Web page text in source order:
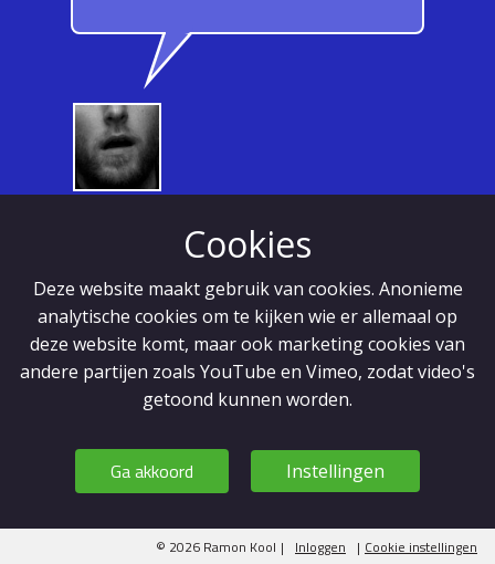
Cookies
Deze website maakt gebruik van cookies. Anonieme
analytische cookies om te kijken wie er allemaal op
deze website komt, maar ook marketing cookies van
andere partijen zoals YouTube en Vimeo, zodat video's
getoond kunnen worden.
Ga akkoord Instellingen
© 2026 Ramon Kool | Inloggen | Cookie instellingen